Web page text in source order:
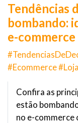
Tendências
bombando:
e-
#Ecommerce
Confira as
estão
no e-commerce